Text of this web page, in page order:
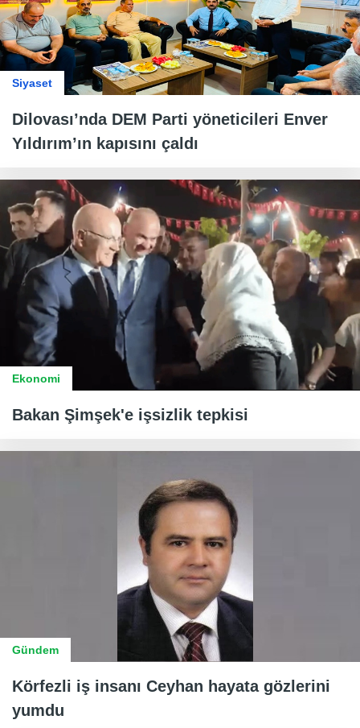
Siyaset
Dilovası’nda DEM Parti yöneticileri Enver
Yıldırım’ın kapısını çaldı
Ekonomi
Bakan Şimşek'e işsizlik tepkisi
Gündem
Körfezli iş insanı Ceyhan hayata gözlerini
yumdu